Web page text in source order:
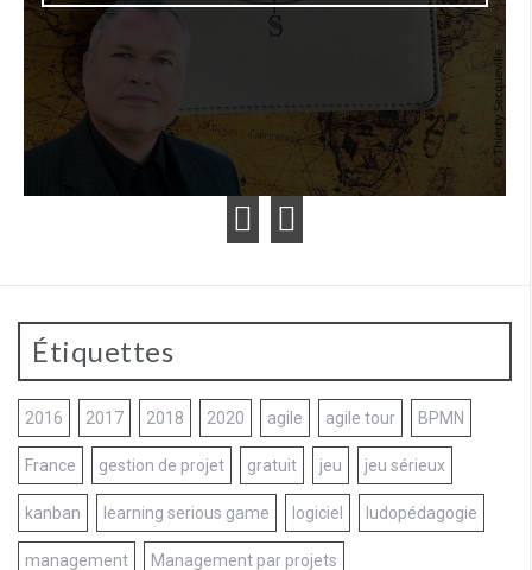
Étiquettes
2016 2017 2018 2020 agile agile tour BPMN
France gestion de projet gratuit jeu jeu sérieux
kanban learning serious game logiciel ludopédagogie
management Management par projets